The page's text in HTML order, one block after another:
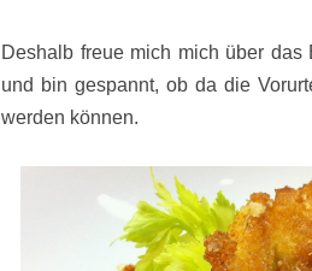
Deshalb freue mich mich über das
und bin gespannt, ob da die
werden können.